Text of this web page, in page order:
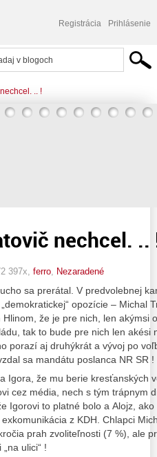
Registrácia Prihlásenie
.. !
nechcel. ..
397x, ferro Nezaradené
sa prerátal. V predvolebnej
opozície – Michal
že je pre nich, len akýmsi
tak to bude pre nich len akési
porazí aj druhýkrát a vývoj po
sa mandátu poslanca NR SR !
Igora, že mu berie kresťanských
cez média, nech s tým trápnym
Igorovi to platné bolo a Alojz,
z KDH. Chlapci
prah zvoliteľnosti (7 %), ale
ulici“ !